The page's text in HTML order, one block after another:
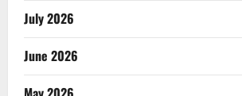
July 2026
June 2026